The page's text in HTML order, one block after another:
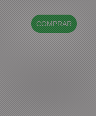
COMPRAR